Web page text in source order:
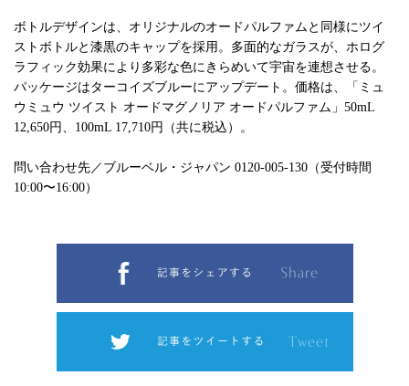
ボトルデザインは、オリジナルのオードパルファムと同様にツイ
ストボトルと漆黒のキャップを採用。多面的なガラスが、ホログ
ラフィック効果により多彩な色にきらめいて宇宙を連想させる。
パッケージはターコイズブルーにアップデート。価格は、「ミュ
ウミュウ ツイスト オードマグノリア オードパルファム」50mL
12,650円、100mL 17,710円（共に税込）。
問い合わせ先／ブルーベル・ジャパン 0120-005-130（受付時間
10:00〜16:00）